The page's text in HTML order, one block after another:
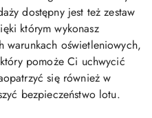
dostępny jest też zestaw
którym wykonasz
warunkach oświetleniowych,
pomoże Ci uchwycić
się również w
bezpieczeństwo lotu.